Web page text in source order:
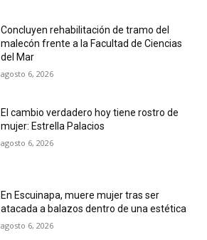
Concluyen rehabilitación de tramo del
malecón frente a la Facultad de Ciencias
del Mar
agosto 6, 2026
El cambio verdadero hoy tiene rostro de
mujer: Estrella Palacios
agosto 6, 2026
En Escuinapa, muere mujer tras ser
atacada a balazos dentro de una estética
agosto 6, 2026